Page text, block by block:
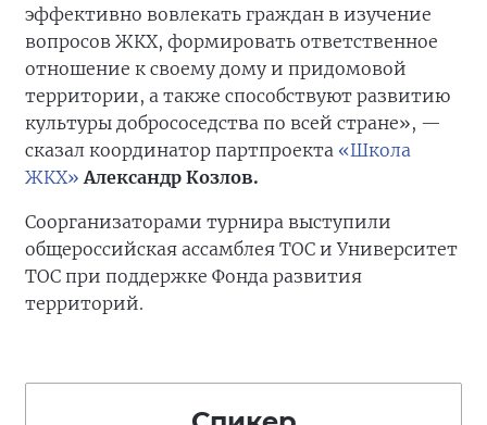
эффективно вовлекать граждан в изучение
вопросов ЖКХ, формировать ответственное
отношение к своему дому и придомовой
территории, а также способствуют развитию
культуры добрососедства по всей стране», —
сказал координатор партпроекта «Школа
ЖКХ» Александр Козлов.
Соорганизаторами турнира выступили
общероссийская ассамблея ТОС и Университет
ТОС при поддержке Фонда развития
территорий.